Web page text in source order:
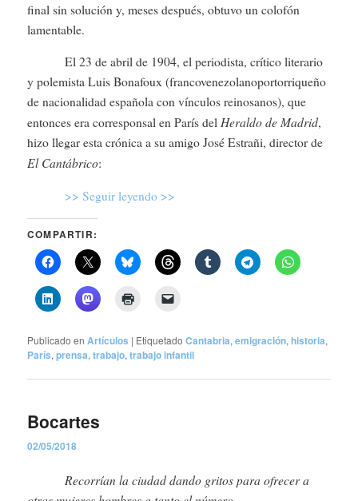
final sin solución y, meses después, obtuvo un colofón
lamentable.
El 23 de abril de 1904, el periodista, crítico literario
y polemista Luis Bonafoux (francovenezolanoportorriqueño
de nacionalidad española con vínculos reinosanos), que
entonces era corresponsal en París delHeraldo de Madrid,
hizo llegar esta crónica a su amigo José Estrañi, director de
El Cantábrico:
>> Seguir leyendo >>
COMPARTIR:
Publicado en Artículos | Etiquetado Cantabria,emigración,historia,
París,prensa,trabajo,trabajo infantil
Bocartes
02/05/2018
Recorrían la ciudad dando gritos para ofrecer a